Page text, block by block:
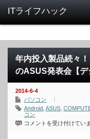
年内投入製品続々
のASUS発表会【デ
2014-6-4
パソコン
Android ASUS
コン
年
コメントを受け付けてい